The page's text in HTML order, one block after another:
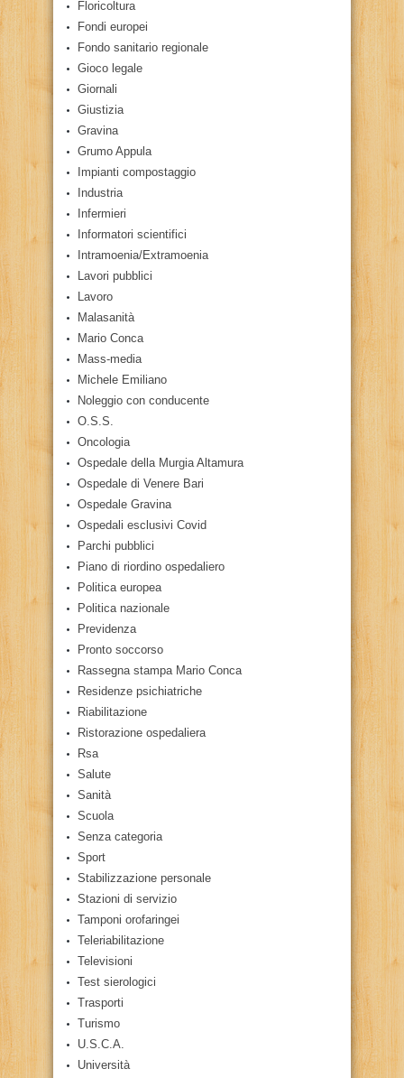
Floricoltura
Fondi europei
Fondo sanitario regionale
Gioco legale
Giornali
Giustizia
Gravina
Grumo Appula
Impianti compostaggio
Industria
Infermieri
Informatori scientifici
Intramoenia/Extramoenia
Lavori pubblici
Lavoro
Malasanità
Mario Conca
Mass-media
Michele Emiliano
Noleggio con conducente
O.S.S.
Oncologia
Ospedale della Murgia Altamura
Ospedale di Venere Bari
Ospedale Gravina
Ospedali esclusivi Covid
Parchi pubblici
Piano di riordino ospedaliero
Politica europea
Politica nazionale
Previdenza
Pronto soccorso
Rassegna stampa Mario Conca
Residenze psichiatriche
Riabilitazione
Ristorazione ospedaliera
Rsa
Salute
Sanità
Scuola
Senza categoria
Sport
Stabilizzazione personale
Stazioni di servizio
Tamponi orofaringei
Teleriabilitazione
Televisioni
Test sierologici
Trasporti
Turismo
U.S.C.A.
Università